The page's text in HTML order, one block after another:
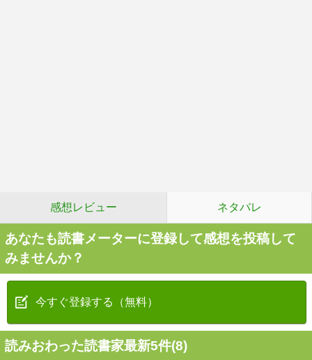
感想レビュー ネタバレ
あなたも読書メーターに登録して感想を投稿して
みませんか？
今すぐ登録する（無料）
読みおわった読書家最新5件(8)